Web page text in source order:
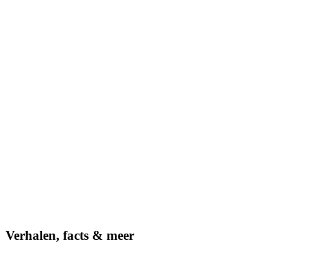
2
Verhalen, facts & meer